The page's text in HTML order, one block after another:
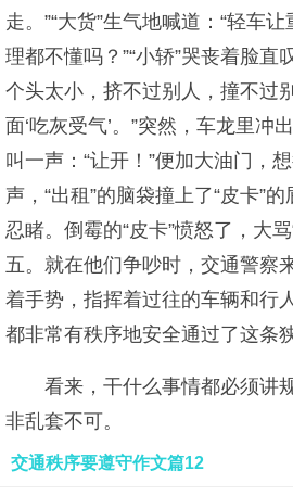
走。”“大货”生气地喊道：“轻车
理都不懂吗？”“小轿”哭丧着脸直
个头太小，挤不过别人，撞不过
面‘吃灰受气’。”突然，车龙里冲
叫一声：“让开！”便加大油门，
声，“出租”的脑袋撞上了“皮卡”
忍睹。倒霉的“皮卡”愤怒了，大
五。就在他们争吵时，交通警察
着手势，指挥着过往的车辆和行
都非常有秩序地安全通过了这条
看来，干什么事情都必须讲
非乱套不可。
交通秩序要遵守作文篇12